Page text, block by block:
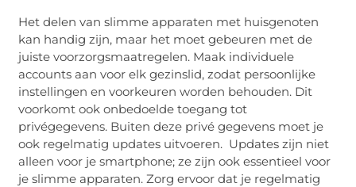
Het delen van slimme apparaten met huisgenoten
kan handig zijn, maar het moet gebeuren met de
juiste voorzorgsmaatregelen. Maak individuele
accounts aan voor elk gezinslid, zodat persoonlijke
instellingen en voorkeuren worden behouden. Dit
voorkomt ook onbedoelde toegang tot
privégegevens. Buiten deze privé gegevens moet je
ook regelmatig updates uitvoeren. Updates zijn niet
alleen voor je smartphone; ze zijn ook essentieel voor
je slimme apparaten. Zorg ervoor dat je regelmatig